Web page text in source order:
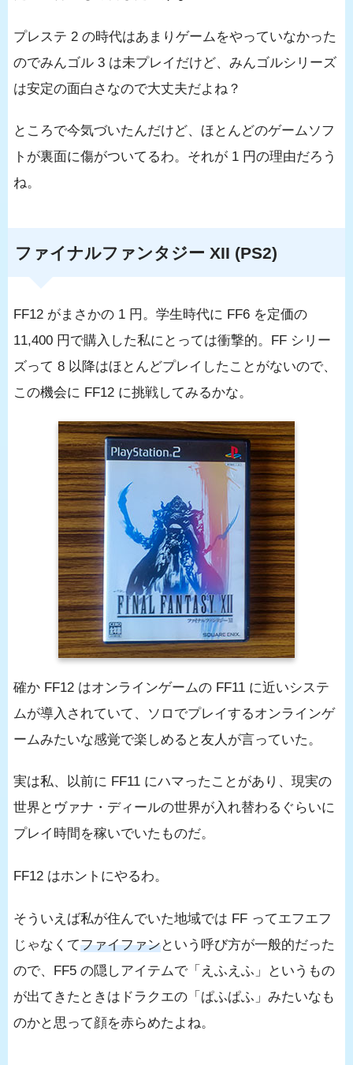
プレステ 2 の時代はあまりゲームをやっていなかった
のでみんゴル 3 は未プレイだけど、みんゴルシリーズ
は安定の面白さなので大丈夫だよね？
ところで今気づいたんだけど、ほとんどのゲームソフ
トが裏面に傷がついてるわ。それが 1 円の理由だろう
ね。
ファイナルファンタジー XII (PS2)
FF12 がまさかの 1 円。学生時代に FF6 を定価の
11,400 円で購入した私にとっては衝撃的。FF シリー
ズって 8 以降はほとんどプレイしたことがないので、
この機会に FF12 に挑戦してみるかな。
確か FF12 はオンラインゲームの FF11 に近いシステ
ムが導入されていて、ソロでプレイするオンラインゲ
ームみたいな感覚で楽しめると友人が言っていた。
実は私、以前に FF11 にハマったことがあり、現実の
世界とヴァナ・ディールの世界が入れ替わるぐらいに
プレイ時間を稼いでいたものだ。
FF12 はホントにやるわ。
そういえば私が住んでいた地域では FF ってエフエフ
じゃなくてファイファンという呼び方が一般的だった
ので、FF5 の隠しアイテムで「えふえふ」というもの
が出てきたときはドラクエの「ぱふぱふ」みたいなも
のかと思って顔を赤らめたよね。